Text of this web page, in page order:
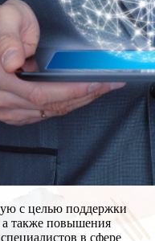
с целью поддержки
также повышения
в сфере